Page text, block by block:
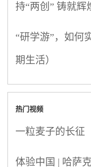
持“两创” 铸就辉
“研学游”，如何
期生活）
热门视频
一粒麦子的长征
体验中国 | 哈萨